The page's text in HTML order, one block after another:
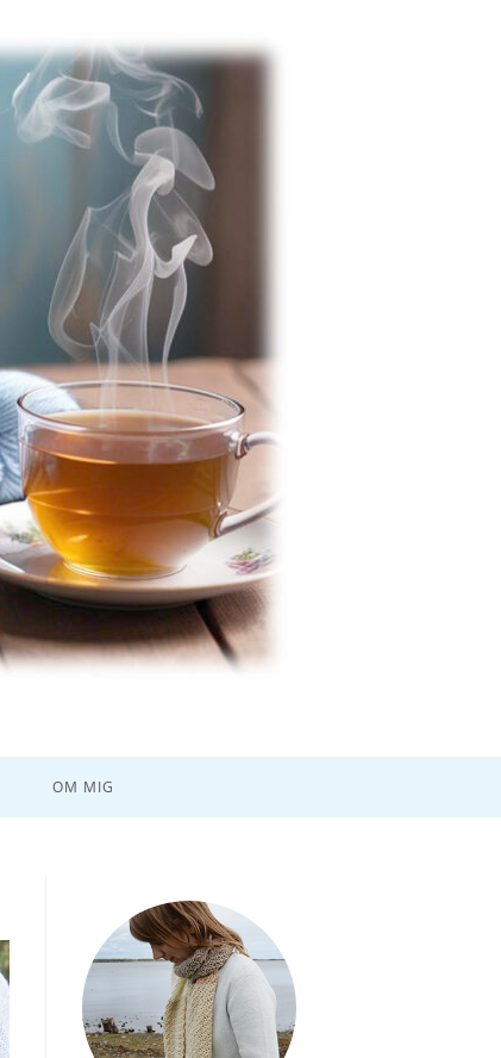
OM MIG